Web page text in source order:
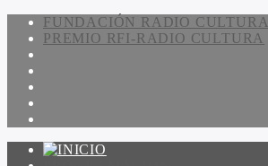
FUNDACIÓN RADIO CULTURA
PREMIO RFI-RADIO CULTURA